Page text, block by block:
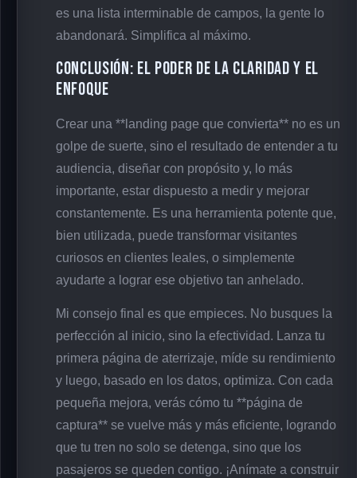
es una lista interminable de campos, la gente lo
abandonará. Simplifica al máximo.
Conclusión: El Poder de la Claridad y el
Enfoque
Crear una **landing page que convierta** no es un
golpe de suerte, sino el resultado de entender a tu
audiencia, diseñar con propósito y, lo más
importante, estar dispuesto a medir y mejorar
constantemente. Es una herramienta potente que,
bien utilizada, puede transformar visitantes
curiosos en clientes leales, o simplemente
ayudarte a lograr ese objetivo tan anhelado.
Mi consejo final es que empieces. No busques la
perfección al inicio, sino la efectividad. Lanza tu
primera página de aterrizaje, míde su rendimiento
y luego, basado en los datos, optimiza. Con cada
pequeña mejora, verás cómo tu **página de
captura** se vuelve más y más eficiente, logrando
que tu tren no solo se detenga, sino que los
pasajeros se queden contigo. ¡Anímate a construir